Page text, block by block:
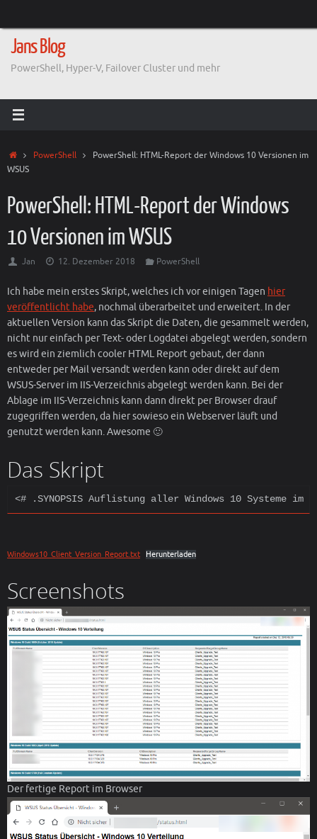
springen
Jans Blog
PowerShell, Hyper-V, Failover Cluster und mehr
StartPowerShell
PowerShell: HTML-Report der Windows 10 Versionen im
WSUS
PowerShell: HTML-Report der Windows
10 Versionen im WSUS
Jan 12. Dezember 2018 PowerShell
Ich habe mein erstes Skript, welches ich vor einigen Tagen hier
veröffentlicht habe, nochmal überarbeitet und erweitert. In der
aktuellen Version kann das Skript die Daten, die gesammelt werden,
nicht nur einfach per Text- oder Logdatei abgelegt werden, sondern
es wird ein ziemlich cooler HTML Report gebaut, der dann
entweder per Mail versandt werden kann oder direkt auf dem
WSUS-Server im IIS-Verzeichnis abgelegt werden kann. Bei der
Ablage im IIS-Verzeichnis kann dann direkt per Browser drauf
zugegriffen werden, da hier sowieso ein Webserver läuft und
genutzt werden kann. Awesome 🙂
Das Skript
<# .SYNOPSIS Auflistung aller Windows 10 Systeme
Windows10_Client_Version_Report.txt Herunterladen
Screenshots
Der fertige Report im Browser